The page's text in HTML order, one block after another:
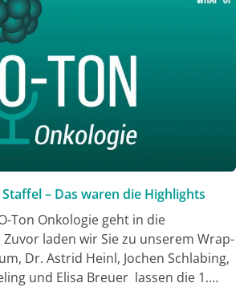
– Das waren die Highlights
Ton Onkologie geht in die
laden wir Sie zu unserem Wrap-
Dr. Astrid Heinl, Jochen Schlabing,
und Elisa Breuer lassen die 1.